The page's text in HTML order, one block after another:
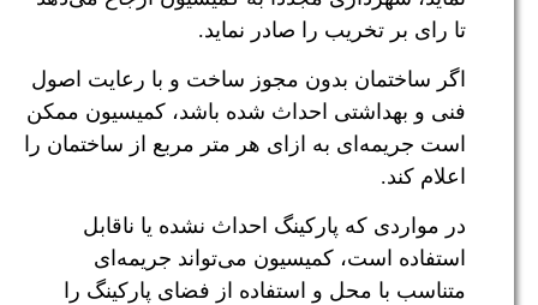
تا رای بر تخریب را صادر نماید.
اگر ساختمان بدون مجوز ساخت و با رعایت اصول
فنی و بهداشتی احداث شده باشد، کمیسیون ممکن
است جریمه‌ای به ازای هر متر مربع از ساختمان را
اعلام کند.
در مواردی که پارکینگ احداث نشده یا ناقابل
استفاده است، کمیسیون می‌تواند جریمه‌ای
متناسب با محل و استفاده از فضای پارکینگ را